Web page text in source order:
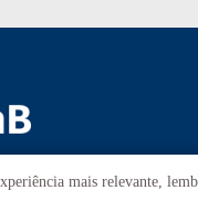
mais relevante,